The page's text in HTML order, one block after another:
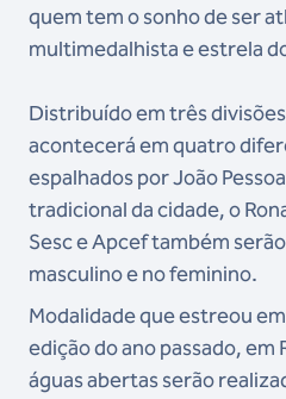
quem tem o sonho de ser
multimedalhista e estrela
Distribuído em três
acontecerá em quatro
espalhados por João
tradicional da cidade, o
Sesc e Apcef também
masculino e no feminino.
Modalidade que estreou
edição do ano passado, em
águas abertas serão